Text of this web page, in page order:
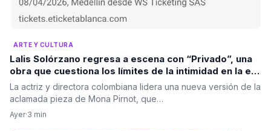
ARTE Y CULTURA
Lalis Solórzano regresa a escena con “Privado”, una
obra que cuestiona los límites de la intimidad en la era
digital
La actriz y directora colombiana lidera una nueva versión de la
aclamada pieza de Mona Pirnot, que…
Ayer·3 min